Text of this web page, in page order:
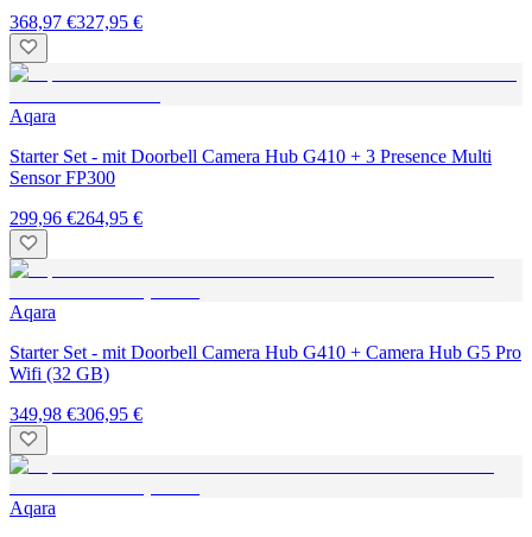
368,97 €327,95 €
Aqara
Starter Set - mit Doorbell Camera Hub G410 + 3 Presence Multi
Sensor FP300
299,96 €264,95 €
Aqara
Starter Set - mit Doorbell Camera Hub G410 + Camera Hub G5 Pro
Wifi (32 GB)
349,98 €306,95 €
Aqara